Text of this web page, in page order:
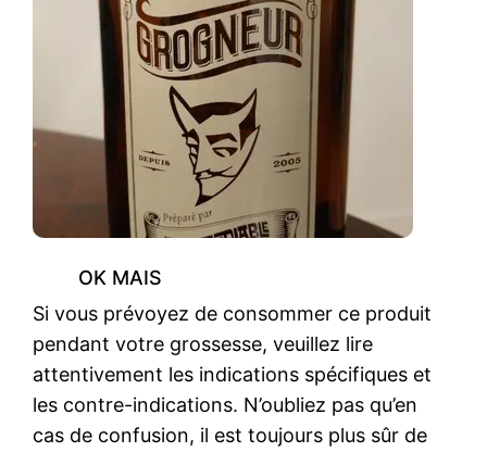
OK MAIS
Si vous prévoyez de consommer ce produit
pendant votre grossesse, veuillez lire
attentivement les indications spécifiques et
les contre-indications. N’oubliez pas qu’en
cas de confusion, il est toujours plus sûr de